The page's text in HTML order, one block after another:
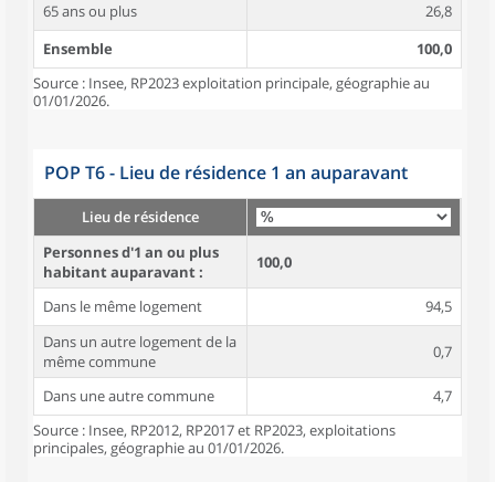
65 ans ou plus
26,8
Ensemble
100,0
Source : Insee, RP2023 exploitation principale, géographie au
01/01/2026.
POP T6 - Lieu de résidence 1 an auparavant
Lieu de résidence
Personnes d'1 an ou plus
habitant auparavant :
100,0
Dans le même logement
94,5
Dans un autre logement de la
même commune
0,7
Dans une autre commune
4,7
Source : Insee, RP2012, RP2017 et RP2023, exploitations
principales, géographie au 01/01/2026.